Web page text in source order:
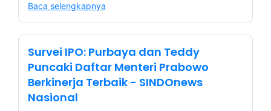
Baca selengkapnya
Survei IPO: Purbaya dan Teddy
Puncaki Daftar Menteri Prabowo
Berkinerja Terbaik - SINDOnews
Nasional